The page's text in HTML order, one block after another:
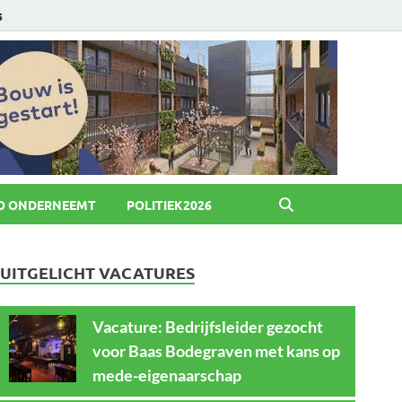
ONDERNEEMT POLITIEK2026
UITGELICHT VACATURES
Vacature: Bedrijfsleider gezocht
voor Baas Bodegraven met kans op
mede-eigenaarschap